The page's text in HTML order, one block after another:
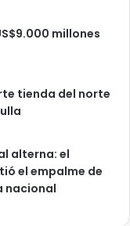
millones
tienda del norte
alterna: el
el empalme de
nacional